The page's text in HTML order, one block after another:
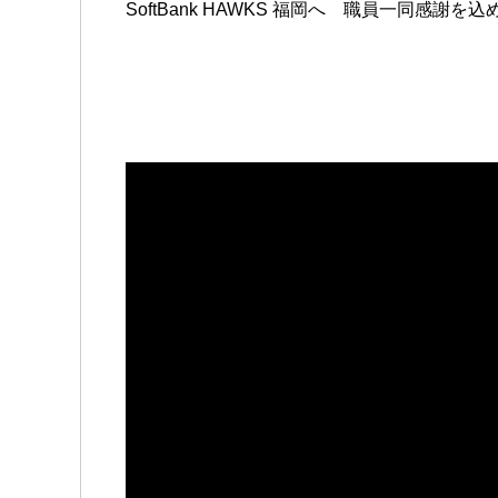
SoftBank HAWKS 福岡へ 職員一同感謝を込